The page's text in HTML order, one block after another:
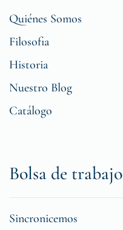
Quiénes Somos
Filosofia
Historia
Nuestro Blog
Catálogo
Bolsa de trabajo
Sincronicemos